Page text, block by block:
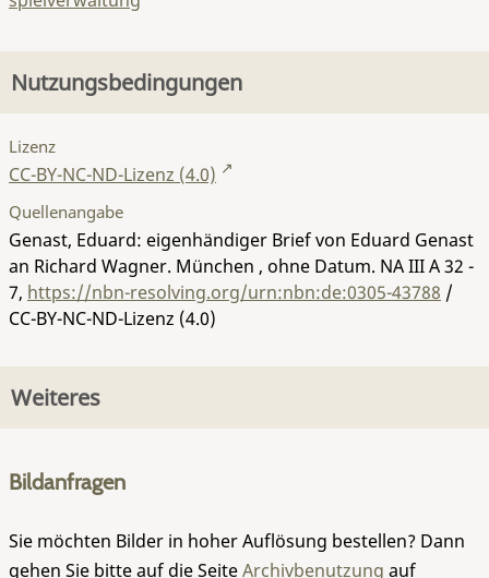
Nutzungsbedingungen
Lizenz
CC-BY-NC-ND-Lizenz (4.0)
Quellenangabe
Genast, Eduard: eigenhändiger Brief von Eduard Genast
an Richard Wagner. München , ohne Datum. NA III A 32 -
7, https://nbn-resolving.org/urn:nbn:de:0305-43788 /
CC-BY-NC-ND-Lizenz (4.0)
Weiteres
Bildanfragen
Sie möchten Bilder in hoher Auflösung bestellen? Dann
gehen Sie bitte auf die SeiteArchivbenutzung auf